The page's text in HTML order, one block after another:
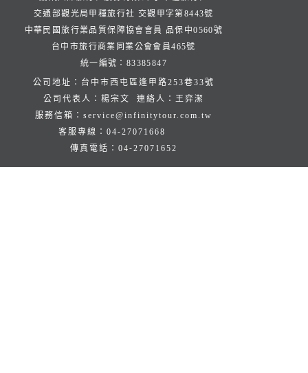
交通部觀光局甲種旅行社 交觀甲字第8443號
中華民國旅行業品質保障協會會員 品保中0560號
台中市旅行商業同業公會會員465號
統一編號：83385847
公司地址：台中市西屯區逢甲路253巷33號
公司代表人：楊宗文 連絡人：王弈潔
服務信箱： service@infinitytour.com.tw
客服專線： 04-27071668
傳真電話： 04-27071652